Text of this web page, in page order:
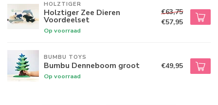
HOLZTIGER
Holztiger Zee Dieren
Voordeelset
Op voorraad
€63,75
€57,95
BUMBU TOYS
Bumbu Denneboom groot
Op voorraad
€49,95